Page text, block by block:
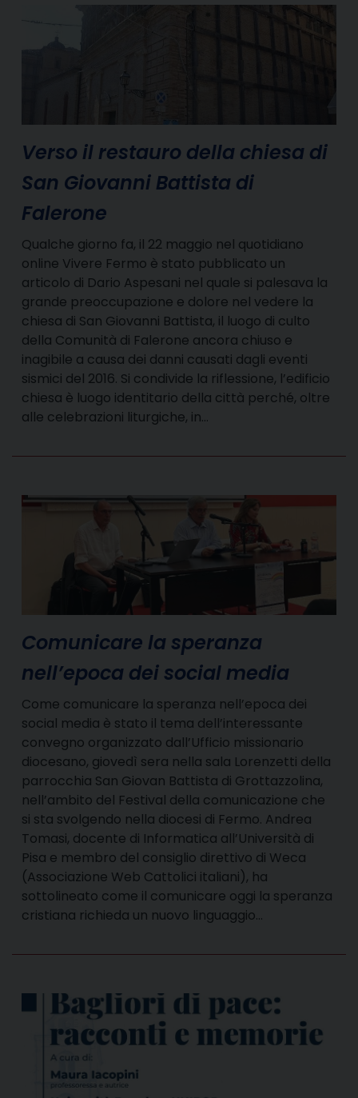
Verso il restauro della chiesa di
San Giovanni Battista di
Falerone
Qualche giorno fa, il 22 maggio nel quotidiano
online Vivere Fermo è stato pubblicato un
articolo di Dario Aspesani nel quale si palesava la
grande preoccupazione e dolore nel vedere la
chiesa di San Giovanni Battista, il luogo di culto
della Comunità di Falerone ancora chiuso e
inagibile a causa dei danni causati dagli eventi
sismici del 2016. Si condivide la riflessione, l’edificio
chiesa è luogo identitario della città perché, oltre
alle celebrazioni liturgiche, in…
Comunicare la speranza
nell’epoca dei social media
Come comunicare la speranza nell’epoca dei
social media è stato il tema dell’interessante
convegno organizzato dall’Ufficio missionario
diocesano, giovedì sera nella sala Lorenzetti della
parrocchia San Giovan Battista di Grottazzolina,
nell’ambito del Festival della comunicazione che
si sta svolgendo nella diocesi di Fermo. Andrea
Tomasi, docente di Informatica all’Università di
Pisa e membro del consiglio direttivo di Weca
(Associazione Web Cattolici italiani), ha
sottolineato come il comunicare oggi la speranza
cristiana richieda un nuovo linguaggio…